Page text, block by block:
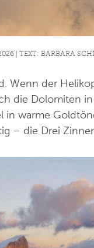
| TEXT: BARBARA
Wenn der
die Dolomiten
in warme
– die Drei